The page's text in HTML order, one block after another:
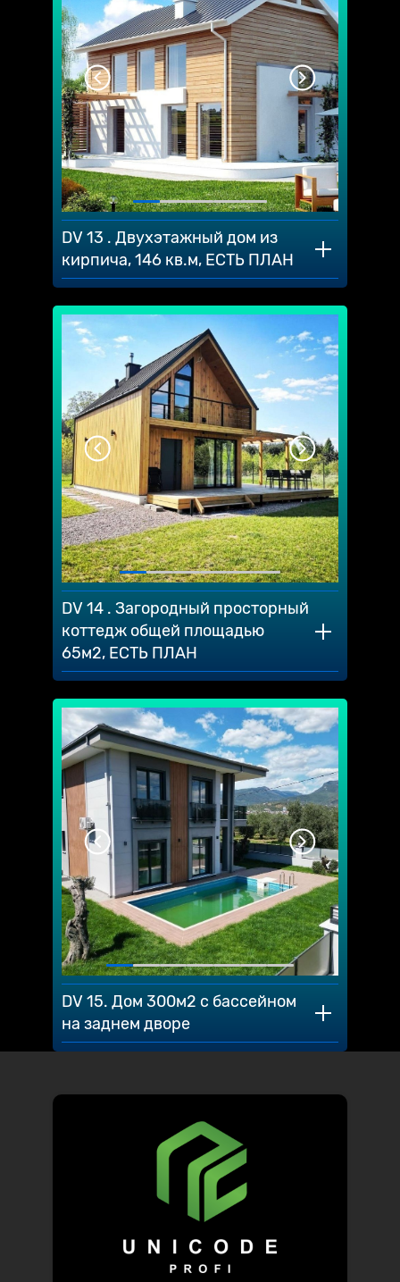
DV 13 . Двухэтажный дом из
кирпича, 146 кв.м, ЕСТЬ ПЛАН
DV 14 . Загородный просторный
коттедж общей площадью
65м2, ЕСТЬ ПЛАН
DV 15. Дом 300м2 с бассейном
на заднем дворе